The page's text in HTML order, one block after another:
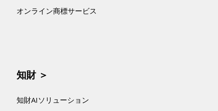
オンライン商標サービス
知財 ＞
知財AIソリューション